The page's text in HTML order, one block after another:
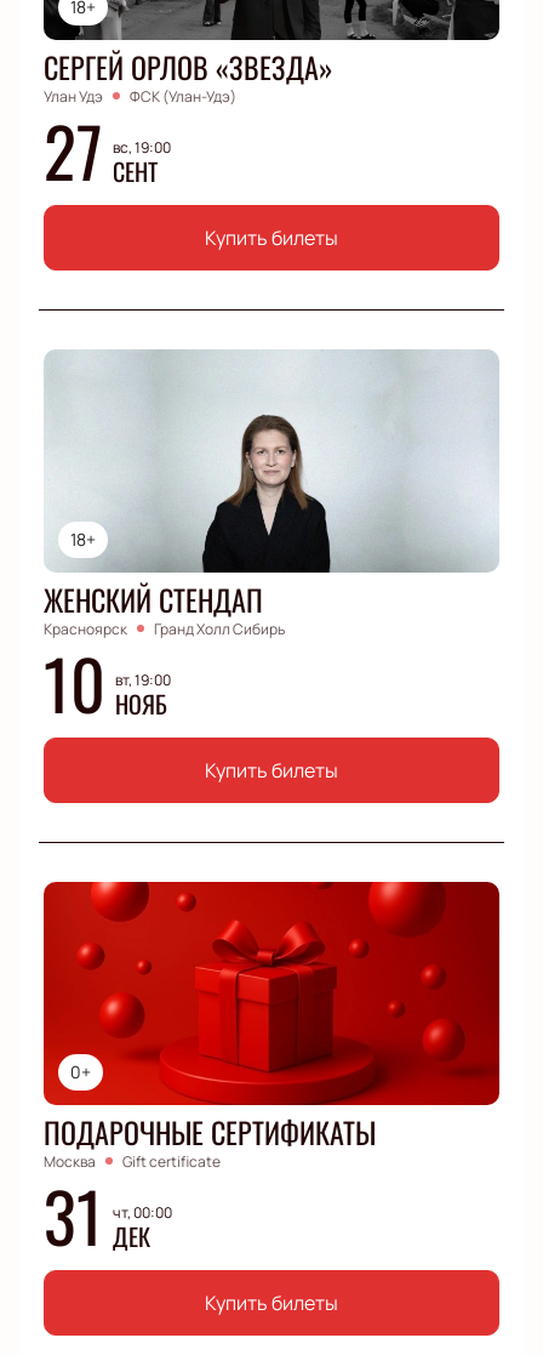
18+
СЕРГЕЙ ОРЛОВ «ЗВЕЗДА»
Улан Удэ ФСК (Улан-Удэ)
27 вс, 19:00
СЕНТ
Купить билеты
18+
ЖЕНСКИЙ СТЕНДАП
Красноярск Гранд Холл Сибирь
10 вт, 19:00
НОЯБ
Купить билеты
0+
ПОДАРОЧНЫЕ СЕРТИФИКАТЫ
Москва Gift certificate
31 чт, 00:00
ДЕК
Купить билеты